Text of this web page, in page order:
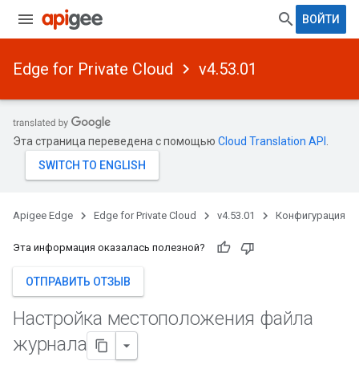
ВОЙТИ
Edge for Private Cloud v4.53.01
Эта страница переведена с помощью Cloud Translation API
Apigee Edge Edge for Private Cloud v4.53.01 Конфигурация
Эта информация оказалась полезной?
ОТПРАВИТЬ ОТЗЫВ
Настройка местоположения файла
журнала